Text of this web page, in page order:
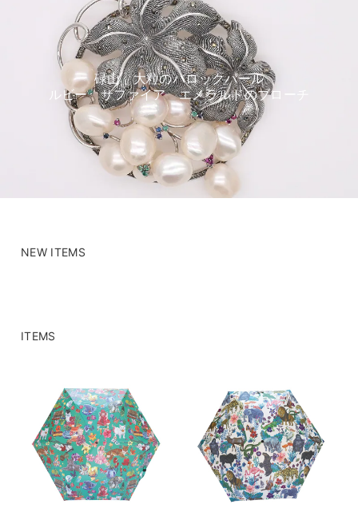
碌山 大粒のバロックパール
ルビー サファイア エメラルドのブローチ
NEW ITEMS
ITEMS